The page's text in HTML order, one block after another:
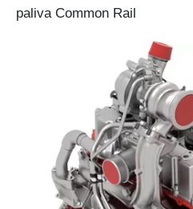
paliva Common Rail